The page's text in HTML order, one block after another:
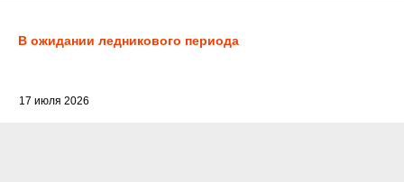
В ожидании ледникового периода
17 июля 2026